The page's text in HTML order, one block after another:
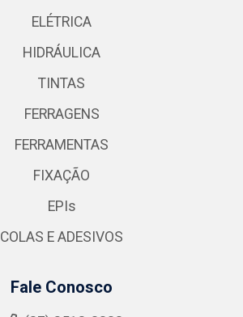
ELÉTRICA
HIDRÁULICA
TINTAS
FERRAGENS
FERRAMENTAS
FIXAÇÃO
EPIs
COLAS E ADESIVOS
Fale Conosco